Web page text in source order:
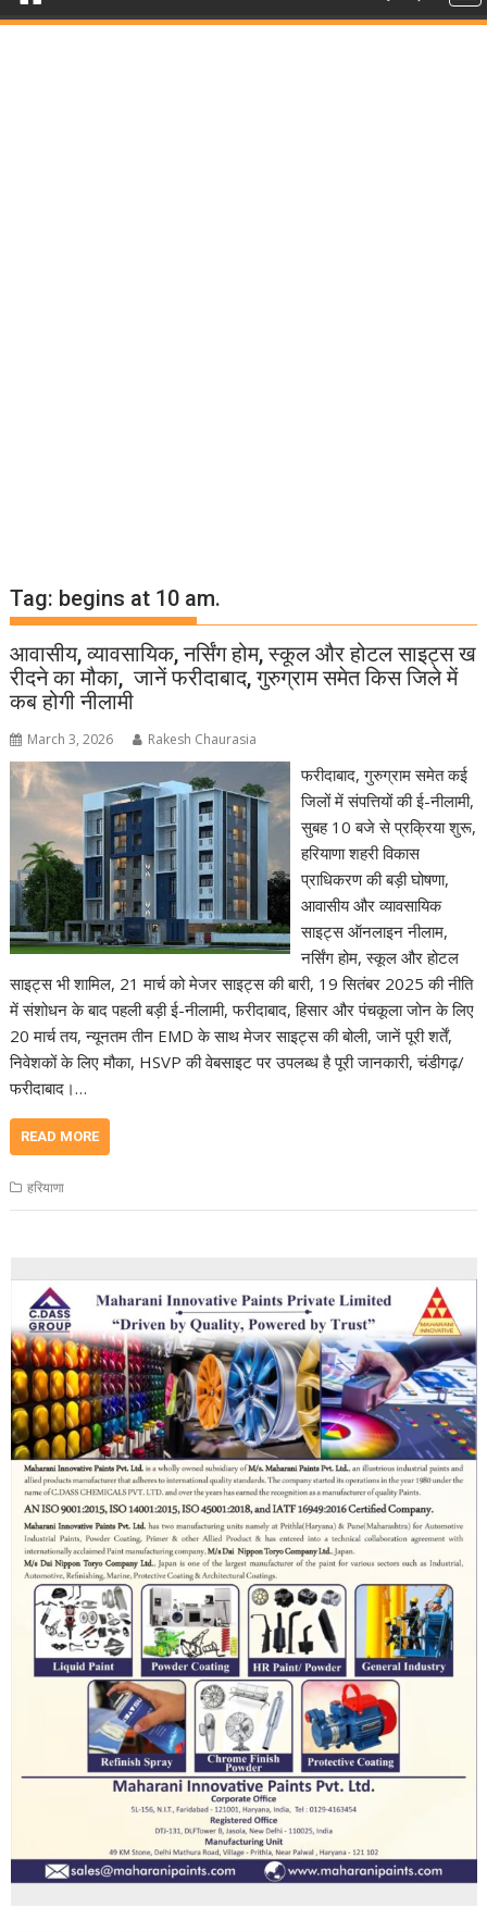
Tag: begins at 10 am.
आवासीय, व्यावसायिक, नर्सिंग होम, स्कूल और होटल साइट्स ख
रीदने का मौका, जानें फरीदाबाद, गुरुग्राम समेत किस जिले में
कब होगी नीलामी
March 3, 2026 Rakesh Chaurasia
फरीदाबाद, गुरुग्राम समेत कई
जिलों में संपत्तियों की ई-नीलामी,
सुबह 10 बजे से प्रक्रिया शुरू,
हरियाणा शहरी विकास
प्राधिकरण की बड़ी घोषणा,
आवासीय और व्यावसायिक
साइट्स ऑनलाइन नीलाम,
नर्सिंग होम, स्कूल और होटल
साइट्स भी शामिल, 21 मार्च को मेजर साइट्स की बारी, 19 सितंबर 2025 की नीति
में संशोधन के बाद पहली बड़ी ई-नीलामी, फरीदाबाद, हिसार और पंचकूला जोन के लिए
20 मार्च तय, न्यूनतम तीन EMD के साथ मेजर साइट्स की बोली, जानें पूरी शर्तें,
निवेशकों के लिए मौका, HSVP की वेबसाइट पर उपलब्ध है पूरी जानकारी, चंडीगढ़/
फरीदाबाद।…
READ MORE
हरियाणा